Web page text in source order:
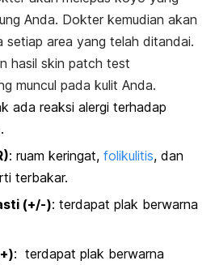
Anda. Dokter kemudian akan
setiap area yang telah ditandai.
hasil skin patch test
muncul pada kulit Anda.
ada reaksi alergi terhadap
: ruam keringat, folikulitis, dan
terbakar.
(+/-): terdapat plak berwarna
: terdapat plak berwarna